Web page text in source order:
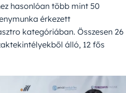
hasonlóan több mint 50
érkezett
kategóriában. Összesen 26
álló, 12 fős